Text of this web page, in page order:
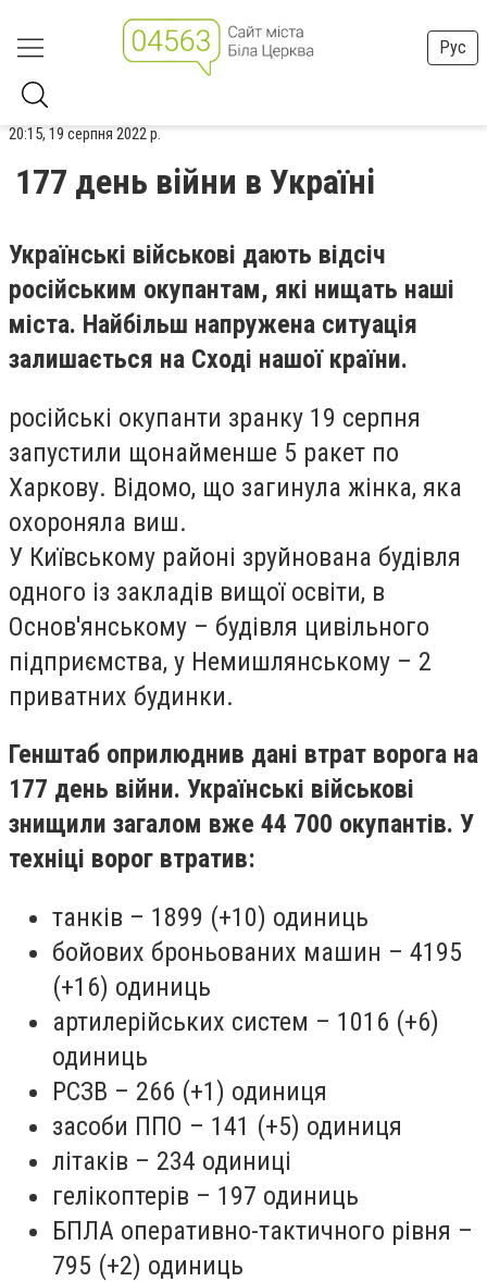
Рус
20:15, 19 серпня 2022 р.
177 день війни в Україні
Українські військові дають відсіч
російським окупантам, які нищать наші
міста. Найбільш напружена ситуація
залишається на Сході нашої країни.
російські окупанти зранку 19 серпня
запустили щонайменше 5 ракет по
Харкову. Відомо, що загинула жінка, яка
охороняла виш.
У Київському районі зруйнована будівля
одного із закладів вищої освіти, в
Основ'янському – будівля цивільного
підприємства, у Немишлянському – 2
приватних будинки.
Генштаб оприлюднив дані втрат ворога на
177 день війни. Українські військові
знищили загалом вже 44 700 окупантів. У
техніці ворог втратив:
танків – 1899 (+10) одиниць
бойових броньованих машин – 4195
(+16) одиниць
артилерійських систем – 1016 (+6)
одиниць
РСЗВ – 266 (+1) одиниця
засоби ППО – 141 (+5) одиниця
літаків – 234 одиниці
гелікоптерів – 197 одиниць
БПЛА оперативно-тактичного рівня –
795 (+2) одиниць